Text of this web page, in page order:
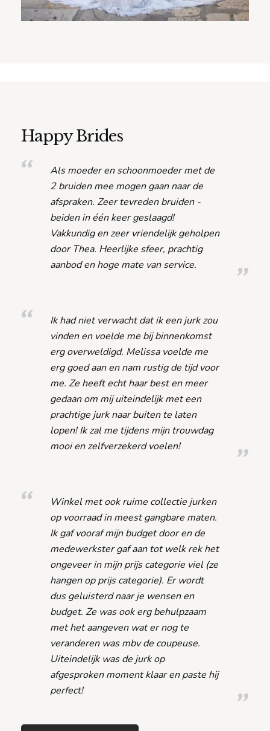
Happy Brides
Als moeder en schoonmoeder met de
2 bruiden mee mogen gaan naar de
afspraken. Zeer tevreden bruiden -
beiden in één keer geslaagd!
Vakkundig en zeer vriendelijk geholpen
door Thea. Heerlijke sfeer, prachtig
aanbod en hoge mate van service.
Ik had niet verwacht dat ik een jurk zou
vinden en voelde me bij binnenkomst
erg overweldigd. Melissa voelde me
erg goed aan en nam rustig de tijd voor
me. Ze heeft echt haar best en meer
gedaan om mij uiteindelijk met een
prachtige jurk naar buiten te laten
lopen! Ik zal me tijdens mijn trouwdag
mooi en zelfverzekerd voelen!
Winkel met ook ruime collectie jurken
op voorraad in meest gangbare maten.
Ik gaf vooraf mijn budget door en de
medewerkster gaf aan tot welk rek het
ongeveer in mijn prijs categorie viel (ze
hangen op prijs categorie). Er wordt
dus geluisterd naar je wensen en
budget. Ze was ook erg behulpzaam
met het aangeven wat er nog te
veranderen was mbv de coupeuse.
Uiteindelijk was de jurk op
afgesproken moment klaar en paste hij
perfect!